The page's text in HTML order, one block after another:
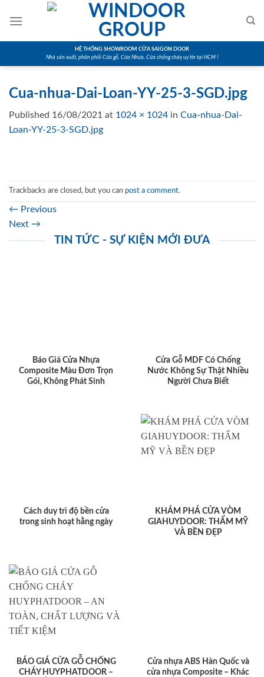
HỆ THỐNG SHOWROOM CỬA SAIGON DOOR
Nhà sản xuất, phân phối Cửa gỗ, Cửa Nhựa, Cửa chống cháy uy tín tại HCM !
Cua-nhua-Dai-Loan-YY-25-3-SGD.jpg
Published 16/08/2021 at 1024 × 1024 in Cua-nhua-Dai-
Loan-YY-25-3-SGD.jpg
Trackbacks are closed, but you can post a comment.
← Previous
Next →
TIN TỨC - SỰ KIỆN MỚI ĐƯA
Báo Giá Cửa Nhựa
Composite Màu Đơn Trọn
Gói, Không Phát Sinh
Cửa Gỗ MDF Có Chống
Nước Không Sự Thật Nhiều
Người Chưa Biết
Cách duy trì độ bền cửa
trong sinh hoạt hằng ngày
KHÁM PHÁ CỬA VÒM
GIAHUYDOOR: THẨM MỸ
VÀ BỀN ĐẸP
BÁO GIÁ CỬA GỖ CHỐNG
CHÁY HUYPHATDOOR –
Cửa nhựa ABS Hàn Quốc và
cửa nhựa Composite – Khác